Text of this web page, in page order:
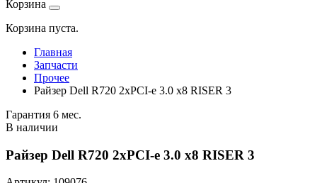
Корзина
Корзина пуста.
Главная
Запчасти
Прочее
Райзер Dell R720 2xPCI-e 3.0 x8 RISER 3
Гарантия 6 мес.
В наличии
Райзер Dell R720 2xPCI-e 3.0 x8 RISER 3